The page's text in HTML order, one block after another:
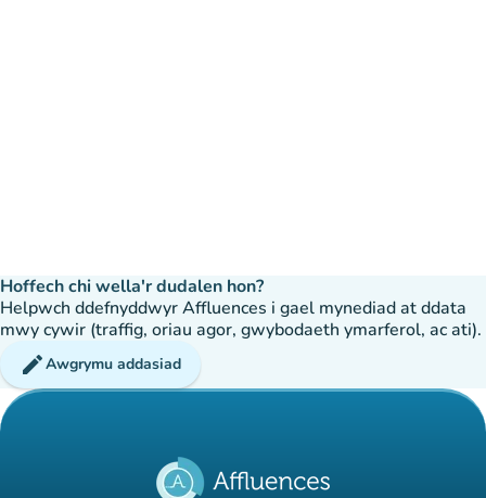
Hoffech chi wella'r dudalen hon?
Helpwch ddefnyddwyr Affluences i gael mynediad at ddata
mwy cywir (traffig, oriau agor, gwybodaeth ymarferol, ac ati).
editAwgrymu addasiad